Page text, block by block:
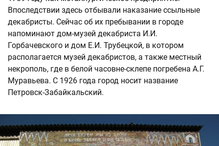
Впоследствии здесь отбывали наказание ссыльные
декабристы. Сейчас об их пребывании в городе
напоминают дом-музей декабриста И.И.
Горбачевского и дом Е.И. Трубецкой, в котором
располагается музей декабристов, а также местный
некрополь, где в белой часовне-склепе погребена А.Г.
Муравьева. С 1926 года город носит название
Петровск-Забайкальский.